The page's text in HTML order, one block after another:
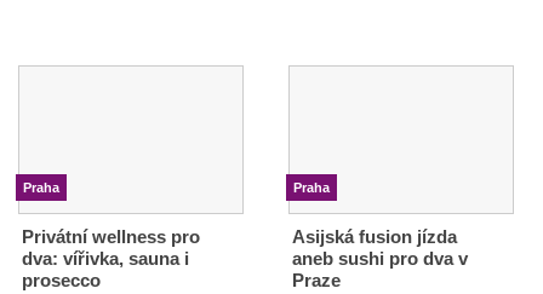
Praha
Privátní wellness pro
dva: vířivka, sauna i
prosecco
Praha
Asijská fusion jízda
aneb sushi pro dva v
Praze